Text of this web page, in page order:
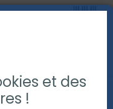
DE TUBE
et des
!